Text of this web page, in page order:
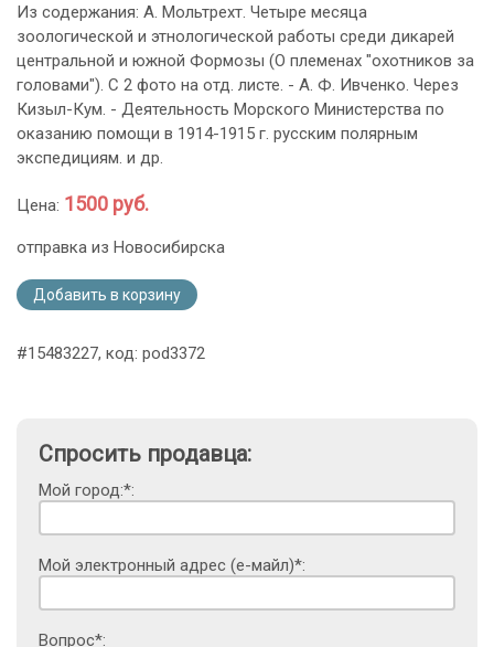
Из содержания: А. Мольтрехт. Четыре месяца
зоологической и этнологической работы среди дикарей
центральной и южной Формозы (О племенах "охотников за
головами"). С 2 фото на отд. листе. - А. Ф. Ивченко. Через
Кизыл-Кум. - Деятельность Морского Министерства по
оказанию помощи в 1914-1915 г. русским полярным
экспедициям. и др.
Цена: 1500 руб.
отправка из Новосибирска
Добавить в корзину
#15483227, код: pod3372
Спросить продавца:
Мой город:*:
Мой электронный адрес (е-майл)*:
Вопрос*: